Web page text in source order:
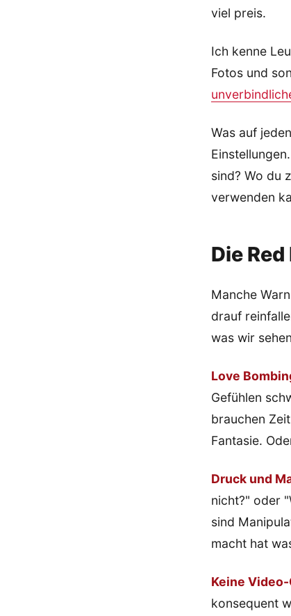
viel preis.
Ich kenne
Fotos und
Was auf
sind? Wo du
verwenden
Die
Manche
drauf
was wir
Love
Gefühlen
brauchen
Fantasie.
Druck und
nicht?" oder
sind
macht hat
Keine
konsequent